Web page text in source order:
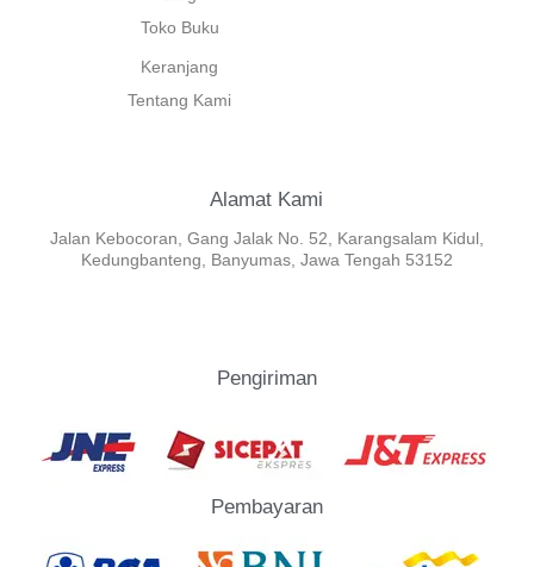
Toko Buku
Keranjang
Tentang Kami
Alamat Kami
Jalan Kebocoran, Gang Jalak No. 52, Karangsalam Kidul,
Kedungbanteng, Banyumas, Jawa Tengah 53152
Pengiriman
Pembayaran